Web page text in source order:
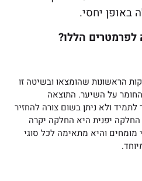
באופן יחסי.
הללו?
הראשונות שהומצאו ובשיטה זו
על השיער. התוצאה
ולא ניתן בשום צורה להחזיר
יפנית היא החלקה יקרה
מומחים והיא מתאימה לכל סוגי